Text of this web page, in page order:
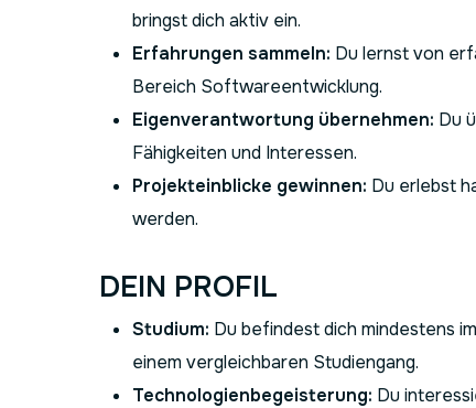
bringst dich aktiv ein.
Erfahrungen sammeln: Du lernst von
Bereich Softwareentwicklung.
Eigenverantwortung übernehmen: Du
Fähigkeiten und Interessen.
Projekteinblicke gewinnen: Du erlebst
werden.
DEIN PROFIL
Studium: Du befindest dich mindestens
einem vergleichbaren Studiengang.
Technologienbegeisterung: Du